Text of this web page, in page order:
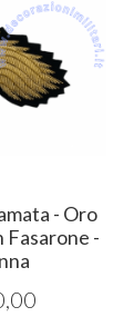
- Oro
Fasarone -